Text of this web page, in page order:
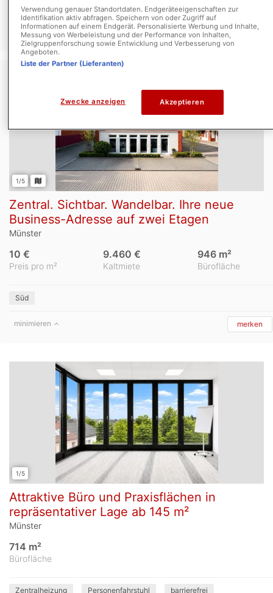
Gasheizung
minimieren merken
1/5
Zentral. Sichtbar. Wandelbar. Ihre neue
Business-Adresse auf zwei Etagen
Münster
Preis pro m²
10 €
Kaltmiete
9.460 €
Bürofläche
946 m²
Süd
minimieren merken
1/5
Attraktive Büro und Praxisflächen in
repräsentativer Lage ab 145 m²
Münster
Bürofläche
714 m²
Zentralheizung Personenfahrstuhl barrierefrei
Verwendung genauer Standortdaten. Endgeräteeigenschaften zur
Identifikation aktiv abfragen. Speichern von oder Zugriff auf
Informationen auf einem Endgerät. Personalisierte Werbung und Inhalte,
Messung von Werbeleistung und der Performance von Inhalten,
Zielgruppenforschung sowie Entwicklung und Verbesserung von
Angeboten.
Liste der Partner (Lieferanten)
Zwecke anzeigen Akzeptieren